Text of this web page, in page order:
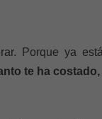
Porque ya
te ha costado,